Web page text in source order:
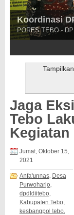
Kakan
Pererat
Kakan Kesbangpol
Jaga
Tebo
Kegiatan
Jumat, Oktober 15,
2021
Anfa'unnas Desa
Purwoharjo
dpdldiitebo
Kabupaten Tebo
kesbangpol tebo